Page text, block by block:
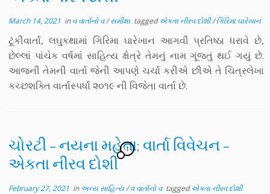
March 14, 2021 inવ વાર્તાનો વ/સમીક્ષા taggedએકતા નીરવ દોશી/ગિરિમા ઘારેખાન
ટૂંકીવાર્તા, લઘુકથામાં ગિરિમા ઘારેખાન આગવી પ્રતિષ્ઠા ધરાવે છે,
છેલ્લાં પાંચેક વર્ષમાં સાહિત્ય ક્ષેત્રે તેમનું નામ ગૂંજતું થઈ ગયું છે.
આજની તેમની વાર્તા જેની આપણે ચર્ચા કરીએ છીએ તે ચિત્રલેખા
કચ્છશક્તિ વાર્તાસ્પર્ધા ૨૦૧૯ ની વિજેતા વાર્તા છે.
ચોરટી – નયના મહેતા; વાર્તા વિવેચન –
એકતા નીરવ દોશી
1
February 27, 2021 in અન્ય સાહિત્ય/વ વાર્તાનો વ taggedએકતા નીરવ દોશી